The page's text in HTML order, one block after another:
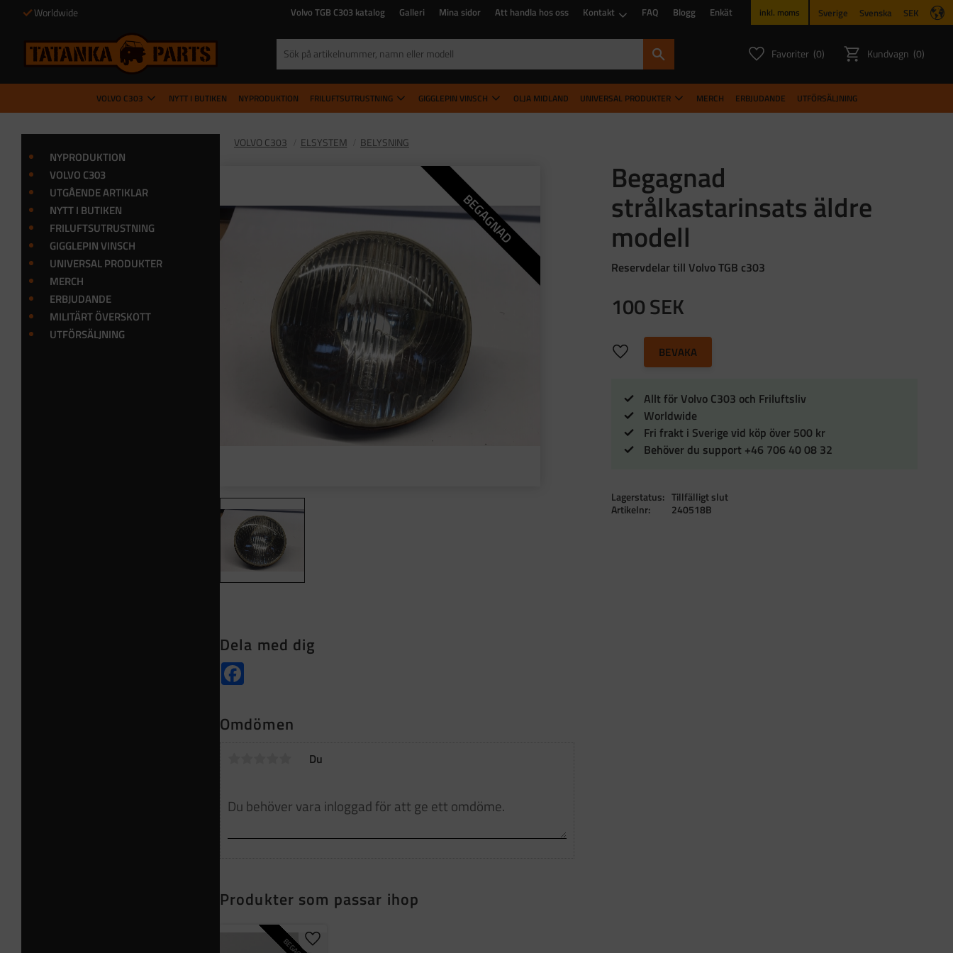
Worldwide Volvo TGB C303 katalog Galleri Mina sidor Att handla hos oss Kontakt FAQ Blogg Enkät inkl. moms Sverige Svenska SEK
FavoriterANTAL FAVORITER:
0 Kundvagn ANTAL
0
VOLVO C303 NYTT I BUTIKEN NYPRODUKTION FRILUFTSUTRUSTNING GIGGLEPIN VINSCH OLJA MIDLAND UNIVERSAL PRODUKTER MERCH ERBJUDANDE UTFÖRSÄLJNING
VOLVO C303 ELSYSTEM BELYSNING
Begagnad
strålkastarinsats äldre
modell
Reservdelar till Volvo TGB c303
BEGAGNAD
100SEK
Lägg till i favoriter
BEVAKA
Allt för Volvo C303 och Friluftsliv
Worldwide
Fri frakt i Sverige vid köp över 500 kr
Behöver du support +46 706 40 08 32
Lagerstatus
Tillfälligt slut
Artikelnr
240518B
Dela med dig
Omdömen
Du
Produkter som passar ihop
Lägg till i favoriter
NYPRODUKTION
VOLVO C303
UTGÅENDE ARTIKLAR
NYTT I BUTIKEN
FRILUFTSUTRUSTNING
GIGGLEPIN VINSCH
UNIVERSAL PRODUKTER
MERCH
ERBJUDANDE
MILITÄRT ÖVERSKOTT
UTFÖRSÄLJNING